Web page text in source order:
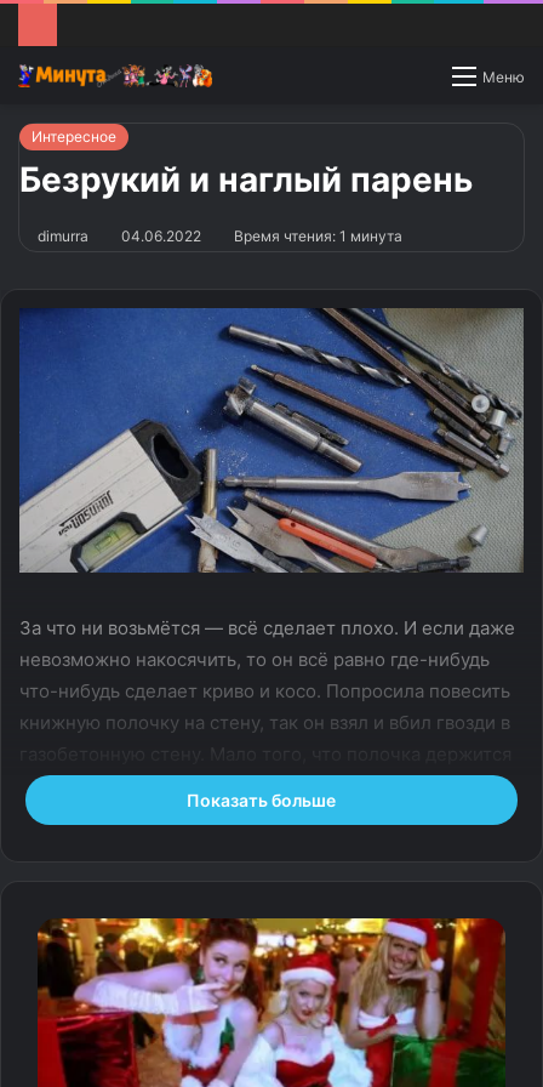
Меню
Switch
Интересное
Безрукий и наглый парень
dimurra 04.06.2022 Время чтения: 1 минута
За что ни возьмётся — всё сделает плохо. И если даже
невозможно накосячить, то он всё равно где-нибудь
что-нибудь сделает криво и косо. Попросила повесить
книжную полочку на стену, так он взял и вбил гвозди в
на соплях (гвоздях), которые можно без усилий
вытащить из стены, так ещё и стена с обратной
понимаю, что если пузырёк в центре, то значит ровно.
Посмотрела видео на ютубе. Купила дюбеля по
газобетону. Перевесила сама. Со стеной не знаю, что
делать. Отец сказал, что приедет — посмотрит и
Показать больше